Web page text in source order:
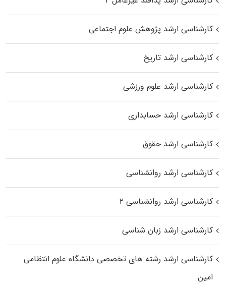
کارشناسی ارشد پژوهش علوم اجتماعی
کارشناسی ارشد تاریخ
کارشناسی ارشد علوم ورزشی
کارشناسی ارشد حسابداری
کارشناسی ارشد حقوق
کارشناسی ارشد روانشناسی
کارشناسی ارشد روانشناسی ۲
کارشناسی ارشد زبان شناسی
کارشناسی ارشد رﺷﺘﻪ ﻫﺎی تخصصی داﻧﺸﮕﺎه ﻋﻠﻮم انتظامی
اﻣﻴﻦ